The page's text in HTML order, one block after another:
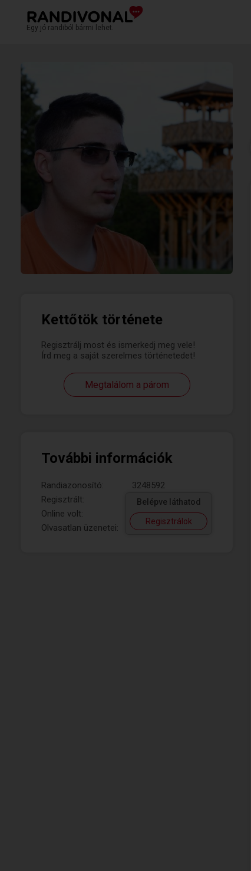
Egy jó randiból bármi lehet.
Kettőtök története
Regisztrálj most és ismerkedj meg vele!
Írd meg a saját szerelmes történetedet!
Megtalálom a párom
További információk
Randiazonosító:
3248592
Regisztrált:
Online volt:
Olvasatlan üzenetei:
Belépve láthatod
Regisztrálok